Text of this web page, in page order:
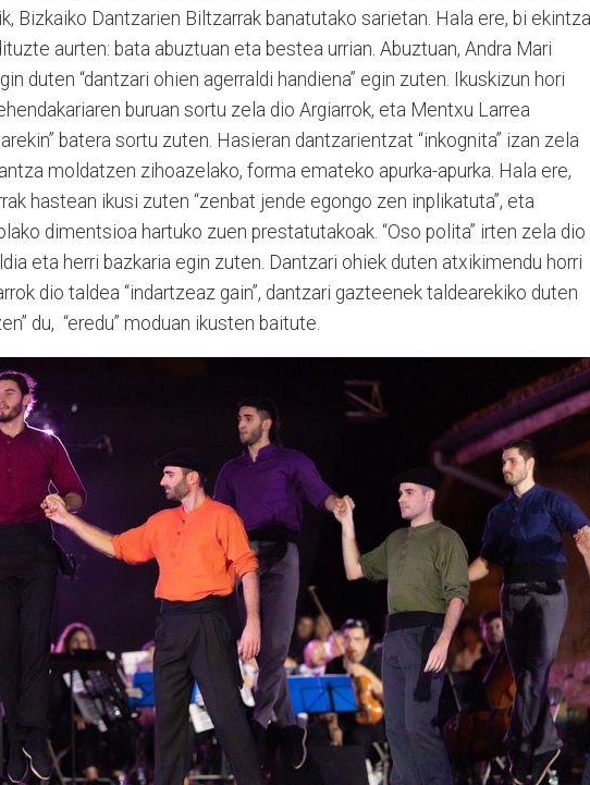
Bizkaiko Dantzarien Biltzarrak banatutako sarietan. Hala ere, bi ekintza
aurten: bata abuztuan eta bestea urrian. Abuztuan, Andra Mari
duten “dantzari ohien agerraldi handiena” egin zuten. Ikuskizun hori
buruan sortu zela dio Argiarrok, eta Mentxu Larrea
batera sortu zuten. Hasieran dantzarientzat “inkognita” izan zela
moldatzen zihoazelako, forma emateko apurka-apurka. Hala ere,
hastean ikusi zuten “zenbat jende egongo zen inplikatuta”, eta
dimentsioa hartuko zuen prestatutakoak. “Oso polita” irten zela dio
eta herri bazkaria egin zuten. Dantzari ohiek duten atxikimendu horri
dio taldea “indartzeaz gain”, dantzari gazteenek taldearekiko duten
du, “eredu” moduan ikusten baitute.